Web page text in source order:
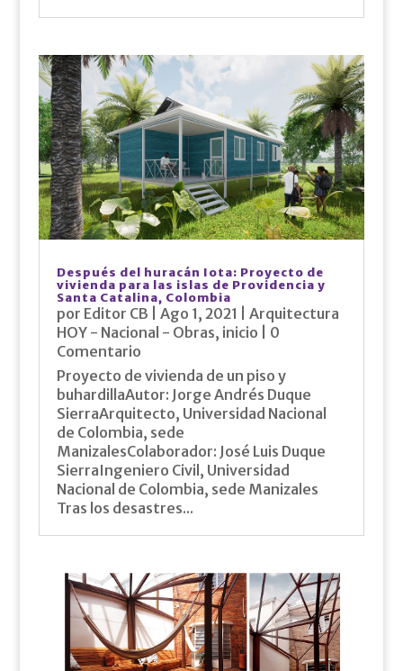
Después del huracán Iota: Proyecto de
vivienda para las islas de Providencia y
Santa Catalina, Colombia
por Editor CB Ago 1, 2021
Arquitectura
HOY - Nacional - Obras, inicio | 0
Comentario
Proyecto de vivienda de un piso y
buhardillaAutor: Jorge Andrés Duque
SierraArquitecto, Universidad Nacional
de Colombia, sede
ManizalesColaborador: José Luis Duque
SierraIngeniero Civil, Universidad
Nacional de Colombia, sede Manizales
Tras los desastres...